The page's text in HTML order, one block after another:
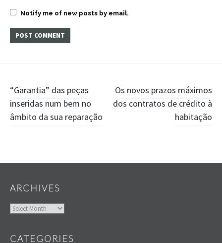
Notify me of new posts by email.
Post
navigation
“Garantia” das peças
inseridas num bem no
âmbito da sua reparação
Os novos prazos máximos
dos contratos de crédito à
habitação
ARCHIVES
Archives
CATEGORIES